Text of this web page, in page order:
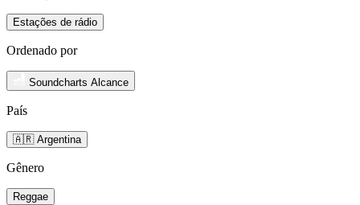
Estações de rádio
Ordenado por
Soundcharts Alcance
País
🇦🇷 Argentina
Gênero
Reggae